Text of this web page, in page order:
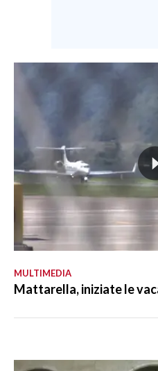
MULTIMEDIA
Mattarella, iniziate le